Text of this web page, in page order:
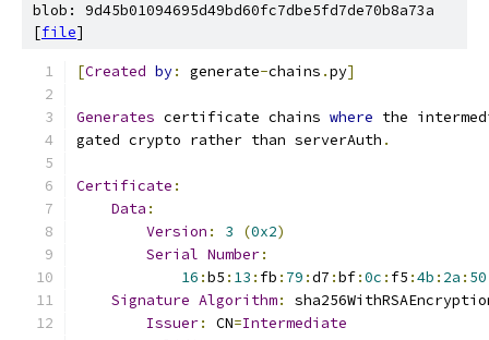
blob: 9d45b01094695d49bd60fc7dbe5fd7de70b8a73a
[file]
[Created by: generate-chains .py]
Generates certificate chains where the
gated crypto rather than serverAuth .
Certificate :
Data :
Version : 3 (0x2)
Serial Number:
16 :b5 : 13 : fb : 79 :d7 :bf:0c : f5 :4b : 2a : 50
Signature Algorithm:
Issuer: CN=Intermediate